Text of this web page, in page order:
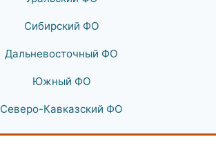
Сибирский ФО
Дальневосточный ФО
Южный ФО
Северо-Кавказский ФО